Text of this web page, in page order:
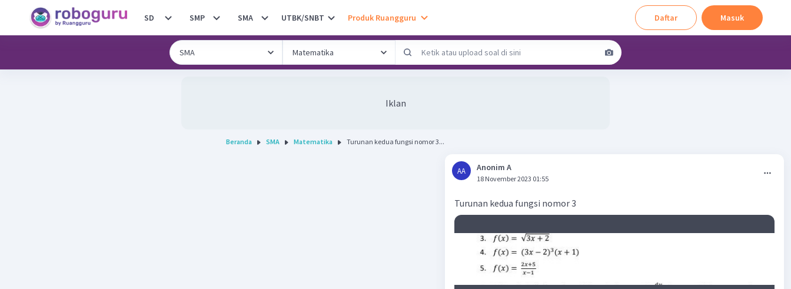
SD SMP SMA UTBK/SNBT Produk Ruangguru Daftar Masuk
Iklan
Beranda SMA Matematika Turunan kedua fungsi nomor 3...
AA Anonim A
18 November 2023 01:55
Turunan kedua fungsi nomor 3